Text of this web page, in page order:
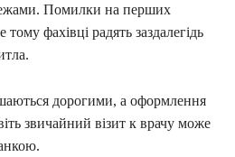
Помилки на перших
фахівці радять заздалегідь
дорогими, а оформлення
звичайний візит к врачу може